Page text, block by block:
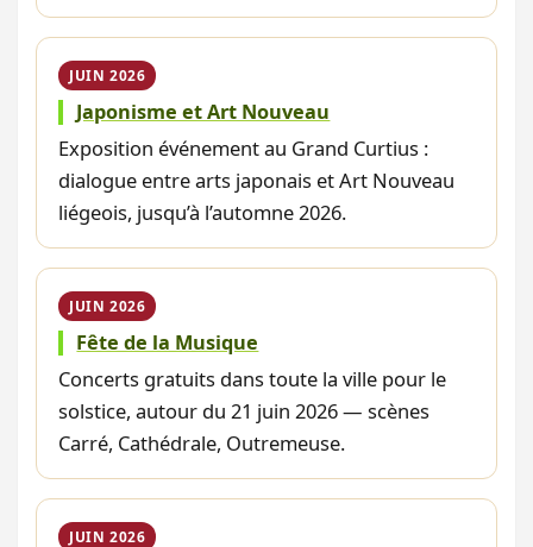
JUIN 2026
Japonisme et Art Nouveau
Exposition événement au Grand Curtius :
dialogue entre arts japonais et Art Nouveau
liégeois, jusqu’à l’automne 2026.
JUIN 2026
Fête de la Musique
Concerts gratuits dans toute la ville pour le
solstice, autour du 21 juin 2026 — scènes
Carré, Cathédrale, Outremeuse.
JUIN 2026